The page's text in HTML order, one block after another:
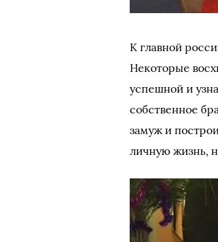
К главной
Некоторые
успешной и
собственное
замуж и
личную жизнь,